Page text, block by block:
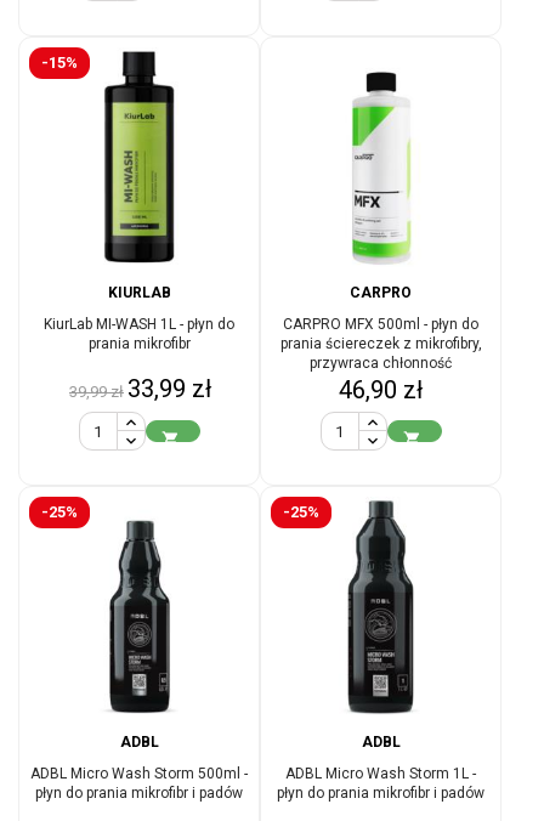
-15%
KIURLAB
KiurLab MI-WASH 1L - płyn do
prania mikrofibr
Cena
podstawowa
39,99 zł Cena
33,99 zł

CARPRO
CARPRO MFX 500ml - płyn do
prania ściereczek z mikrofibry,
przywraca chłonność
Cena
46,90 zł

-25%
ADBL
ADBL Micro Wash Storm 500ml -
płyn do prania mikrofibr i padów
-25%
ADBL
ADBL Micro Wash Storm 1L -
płyn do prania mikrofibr i padów